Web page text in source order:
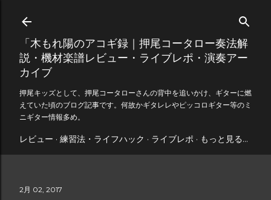
スキップしてメイン コンテンツに移動
「木もれ陽のアコギ録｜押尾コータロー奏法解
説・機材楽譜レビュー・ライブレポ・演奏アー
カイブ
押尾キッズとして、押尾コータローさんの背中を追いかけ、ギターに燃
えていた頃のブログ記事です。何故かギタレレやピッコロギター等のミ
ニギター情報多め。
レビュー 練習法・ライフハック ライブレポ もっと見る…
2月 02, 2017